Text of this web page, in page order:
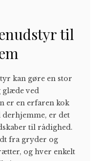
til
kan gøre en stor
glæde ved
er en erfaren kok
er det
til rådighed.
fra gryder og
og hver enkelt